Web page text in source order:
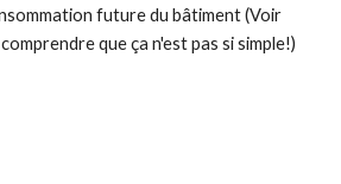
future du bâtiment (Voir
que ça n'est pas si simple!)